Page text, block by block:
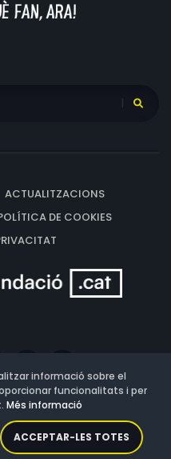
ACTUALITZACIONS
DE COOKIES
informació sobre el
funcionalitats i per
Més informació
ACCEPTAR-LES TOTES